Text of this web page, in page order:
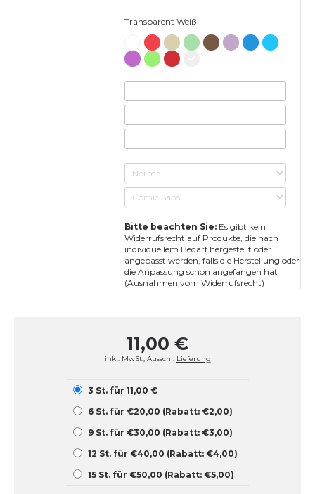
Transparent Weiß
Bitte beachten Sie: Es gibt kein
Widerrufsrecht auf Produkte, die nach
individuellem Bedarf hergestellt oder
angepasst werden, falls die Herstellung oder
die Anpassung schon angefangen hat
(Ausnahmen vom Widerrufsrecht)
11,00 €
inkl. MwSt., Ausschl. Lieferung
3 St. für 11,00 €
6 St. für €20,00 (Rabatt: €2,00)
9 St. für €30,00 (Rabatt: €3,00)
12 St. für €40,00 (Rabatt: €4,00)
15 St. für €50,00 (Rabatt: €5,00)